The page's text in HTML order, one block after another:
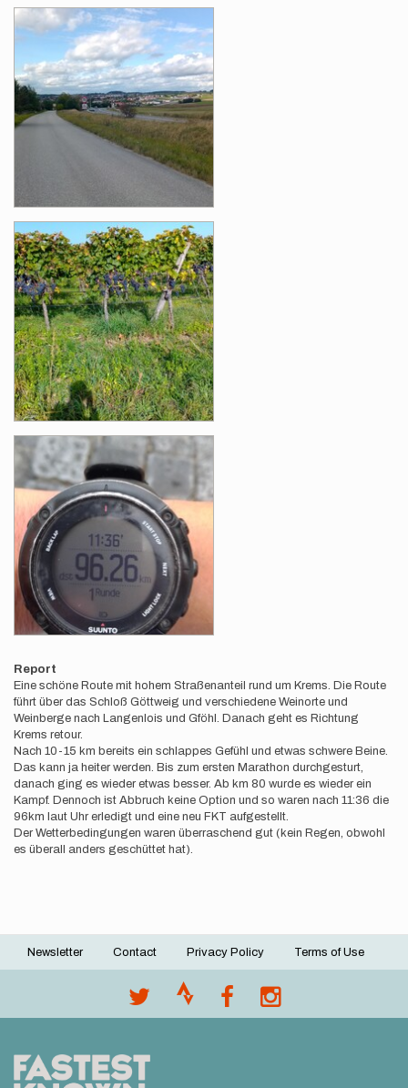
Report
Eine schöne Route mit hohem Straßenanteil rund um Krems. Die Route
führt über das Schloß Göttweig und verschiedene Weinorte und
Weinberge nach Langenlois und Gföhl. Danach geht es Richtung
Krems retour.
Nach 10-15 km bereits ein schlappes Gefühl und etwas schwere Beine.
Das kann ja heiter werden. Bis zum ersten Marathon durchgesturt,
danach ging es wieder etwas besser. Ab km 80 wurde es wieder ein
Kampf. Dennoch ist Abbruch keine Option und so waren nach 11:36 die
96km laut Uhr erledigt und eine neu FKT aufgestellt.
Der Wetterbedingungen waren überraschend gut (kein Regen, obwohl
es überall anders geschüttet hat).
Footer
Newsletter Contact Privacy Policy Terms of Use